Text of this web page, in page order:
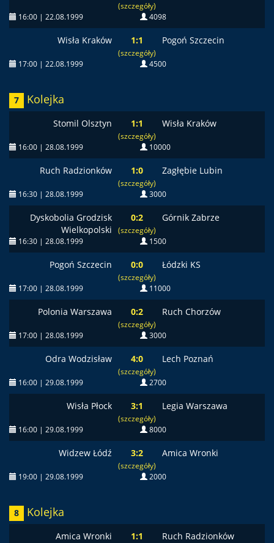
(szczegóły)
16:00 | 22.08.1999 4098
Wisła Kraków 1:1
(szczegóły)
Pogoń Szczecin
17:00 | 22.08.1999 4500
7 Kolejka
Stomil Olsztyn 1:1
(szczegóły)
Wisła Kraków
16:00 | 28.08.1999 10000
Ruch Radzionków 1:0
(szczegóły)
Zagłębie Lubin
16:30 | 28.08.1999 3000
Dyskobolia Grodzisk
Wielkopolski
0:2
(szczegóły)
Górnik Zabrze
16:30 | 28.08.1999 1500
Pogoń Szczecin 0:0
(szczegóły)
Łódzki KS
17:00 | 28.08.1999 11000
Polonia Warszawa 0:2
(szczegóły)
Ruch Chorzów
17:00 | 28.08.1999 3000
Odra Wodzisław 4:0
(szczegóły)
Lech Poznań
16:00 | 29.08.1999 2700
Wisła Płock 3:1
(szczegóły)
Legia Warszawa
16:00 | 29.08.1999 8000
Widzew Łódź 3:2
(szczegóły)
Amica Wronki
19:00 | 29.08.1999 2000
8 Kolejka
Amica Wronki 1:1 Ruch Radzionków